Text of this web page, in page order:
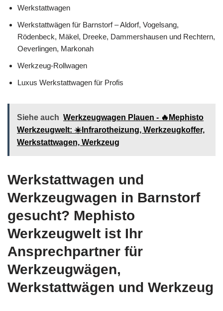
Werkstattwagen
Werkstattwägen für Barnstorf – Aldorf, Vogelsang,
Rödenbeck, Mäkel, Dreeke, Dammershausen und Rechtern,
Oeverlingen, Markonah
Werkzeug-Rollwagen
Luxus Werkstattwagen für Profis
Siehe auch Werkzeugwagen Plauen - 🔥Mephisto
Werkzeugwelt: ☀️Infrarotheizung, Werkzeugkoffer,
Werkstattwagen, Werkzeug
Werkstattwagen und
Werkzeugwagen in Barnstorf
gesucht? Mephisto
Werkzeugwelt ist Ihr
Ansprechpartner für
Werkzeugwägen,
Werkstattwägen und Werkzeug